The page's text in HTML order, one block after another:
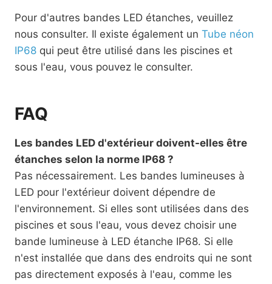
Pour d'autres bandes LED étanches, veuillez
nous consulter. Il existe également un Tube néon
IP68 qui peut être utilisé dans les piscines et
sous l'eau, vous pouvez le consulter.
FAQ
Les bandes LED d'extérieur doivent-elles être
étanches selon la norme IP68 ?
Pas nécessairement. Les bandes lumineuses à
LED pour l'extérieur doivent dépendre de
l'environnement. Si elles sont utilisées dans des
piscines et sous l'eau, vous devez choisir une
bande lumineuse à LED étanche IP68. Si elle
n'est installée que dans des endroits qui ne sont
pas directement exposés à l'eau, comme les